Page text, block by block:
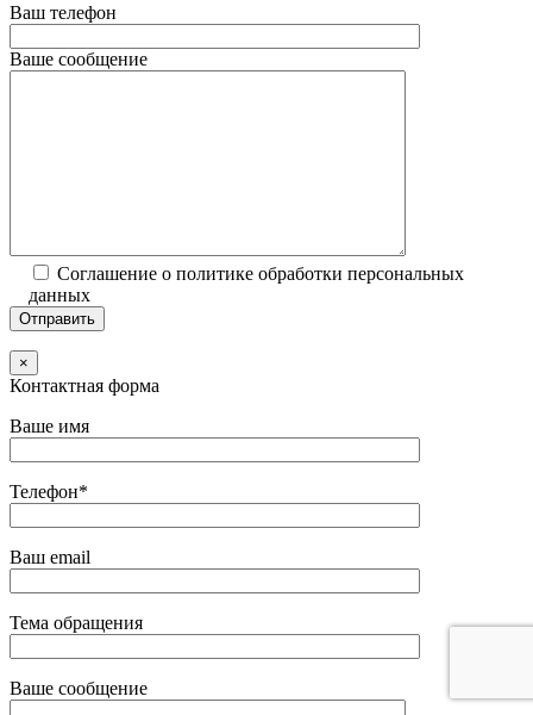
Ваш телефон
Ваше сообщение
Соглашение о политике обработки персональных
данных
×
Контактная форма
Ваше имя
Телефон*
Ваш email
Тема обращения
Ваше сообщение